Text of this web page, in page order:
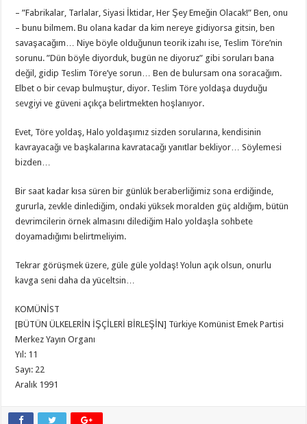
– ”Fabrikalar, Tarlalar, Siyasi İktidar, Her Şey Emeğin Olacak!” Ben, onu
– bunu bilmem. Bu olana kadar da kim nereye gidiyorsa gitsin, ben
savaşacağım… Niye böyle olduğunun teorik izahı ise, Teslim Töre’nin
sorunu. ”Dün böyle diyorduk, bugün ne diyoruz” gibi soruları bana
değil, gidip Teslim Töre’ye sorun… Ben de bulursam ona soracağım.
Elbet o bir cevap bulmuştur, diyor. Teslim Töre yoldaşa duyduğu
sevgiyi ve güveni açıkça belirtmekten hoşlanıyor.
Evet, Töre yoldaş, Halo yoldaşımız sizden sorularına, kendisinin
kavrayacağı ve başkalarına kavratacağı yanıtlar bekliyor… Söylemesi
bizden…
Bir saat kadar kısa süren bir günlük beraberliğimiz sona erdiğinde,
gururla, zevkle dinlediğim, ondaki yüksek moralden güç aldığım, bütün
devrimcilerin örnek almasını dilediğim Halo yoldaşla sohbete
doyamadığımı belirtmeliyim.
Tekrar görüşmek üzere, güle güle yoldaş! Yolun açık olsun, onurlu
kavga seni daha da yüceltsin…
KOMÜNİST
[BÜTÜN ÜLKELERİN İŞÇİLERİ BİRLEŞİN] Türkiye Komünist Emek Partisi
Merkez Yayın Organı
Yıl: 11
Sayı: 22
Aralık 1991